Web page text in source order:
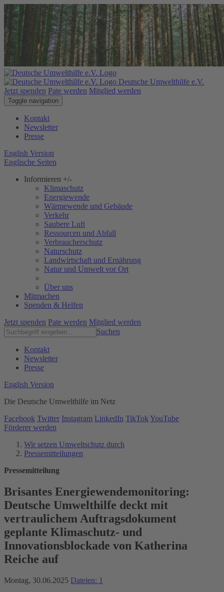
Deutsche Umwelthilfe e.V.
Jetzt spenden Pate werden Mitglied werden
Toggle navigation
Kontakt
Newsletter
Presse
English Version
Englische Seiten
Informieren +/-
Klimaschutz
Energiewende
Wärmewende und Gebäude
Verkehr
Saubere Luft
Ressourcen und Abfall
Verbraucherschutz
Naturschutz
Landwirtschaft und Ernährung
Natur und Umwelt vor Ort
Über uns
Mitmachen
Spenden & Helfen
Jetzt spenden Pate werden Mitglied werden
Suchen
Kontakt
Newsletter
Presse
English Version
Die Deutsche Umwelthilfe im Netz
Facebook Twitter Instagram LinkedIn TikTok YouTube
Förderer werden
Wir setzen Umweltschutz durch
Pressemitteilungen
Pressemitteilung
Brisantes Energiewendemonitoring:
Deutsche Umwelthilfe deckt mit
vertraulichem Auftragsdokument
geplante Klimaschutz- und
Innovationsblockade von Katherina
Reiche auf
Montag, 30.06.2025 Dateien: 1